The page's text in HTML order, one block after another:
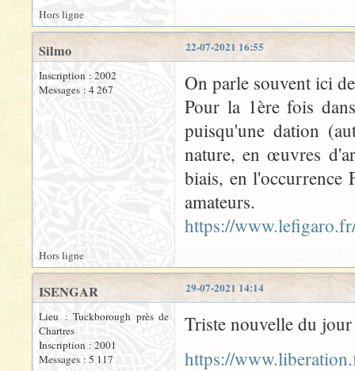
Hors ligne
22-07-2021 16:55
Silmo
Inscription : 2002
Messages : 4 267
On parle souvent ici
Pour la 1ère fois
puisqu'une dation
nature, en œuvres
biais, en l'occurrence
amateurs.
https://
Hors ligne
29-07-2021 14:14
ISENGAR
Lieu : Tuckborough près de
Chartres
Inscription : 2001
Messages : 5 117
Triste nouvelle du
https://